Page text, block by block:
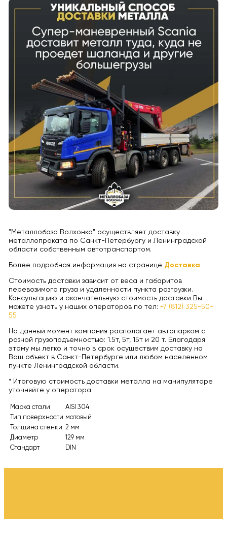
"Металлобаза Волхонка" осуществляет доставку
металлопроката по Санкт-Петербургу и Ленинградской
области собственным автотранспортом.
Более подробная информация на странице Доставка
Стоимость доставки зависит от веса и габаритов
перевозимого груза и удаленности пункта разгрузки.
Консультацию и окончательную стоимость доставки Вы
можете узнать у наших операторов по тел: +7 (812) 325-50-
55
На данный момент компания располагает автопарком с
разной грузоподъемностью: 1.5т, 5т, 15т и 20 т. Благодаря
этому мы легко и точно в срок осуществим доставку на
Ваш объект в Санкт-Петербурге или любом населенном
пункте Ленинградской области.
* Итоговую стоимость доставки металла на манипуляторе
уточняйте у оператора.
Марка стали
AISI 304
Тип поверхности матовый
Толщина стенки 2 мм
Диаметр
129 мм
Стандарт
DIN